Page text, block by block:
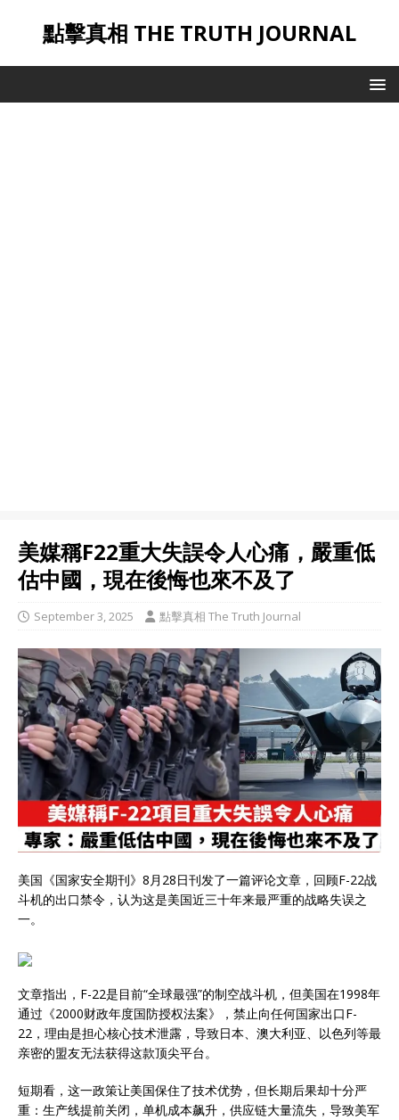
點擊真相 THE TRUTH JOURNAL
美媒稱F22重大失誤令人心痛，嚴重低
估中國，現在後悔也來不及了
September 3, 2025 點擊真相 The Truth Journal
美国《国家安全期刊》8月28日刊发了一篇评论文章，回顾F-22战
斗机的出口禁令，认为这是美国近三十年来最严重的战略失误之
一。
文章指出，F-22是目前“全球最强”的制空战斗机，但美国在1998年
通过《2000财政年度国防授权法案》，禁止向任何国家出口F-
22，理由是担心核心技术泄露，导致日本、澳大利亚、以色列等最
亲密的盟友无法获得这款顶尖平台。
短期看，这一政策让美国保住了技术优势，但长期后果却十分严
重：生产线提前关闭，单机成本飙升，供应链大量流失，导致美军